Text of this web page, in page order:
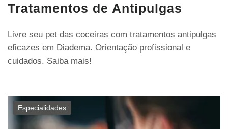
Tratamentos de Antipulgas
Livre seu pet das coceiras com tratamentos antipulgas
eficazes em Diadema. Orientação profissional e
cuidados. Saiba mais!
Especialidades